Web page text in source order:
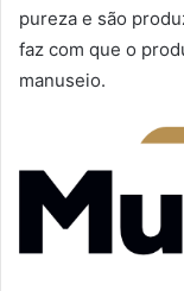
pureza e são
faz com que o
manuseio.